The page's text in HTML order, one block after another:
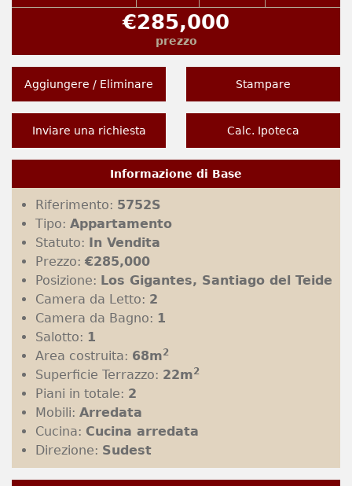
€285,000
prezzo
Aggiungere / Eliminare Stampare
Inviare una richiesta Calc. Ipoteca
Informazione di Base
Riferimento: 5752S
Tipo: Appartamento
Statuto:
In Vendita
Prezzo: €285,000
Posizione: Los Gigantes, Santiago del Teide
Camera da Letto: 2
Camera da Bagno: 1
Salotto: 1
Area costruita: 68m2
Superficie Terrazzo: 22m2
Piani in totale: 2
Mobili: Arredata
Cucina: Cucina arredata
Direzione: Sudest